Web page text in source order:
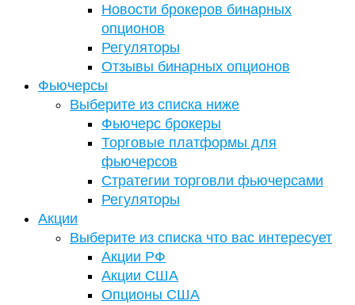
Новости брокеров бинарных
опционов
Регуляторы
Отзывы бинарных опционов
Фьючерсы
Выберите из списка ниже
Фьючерс брокеры
Торговые платформы для
фьючерсов
Стратегии торговли фьючерсами
Регуляторы
Акции
Выберите из списка что вас интересует
Акции РФ
Акции США
Опционы США